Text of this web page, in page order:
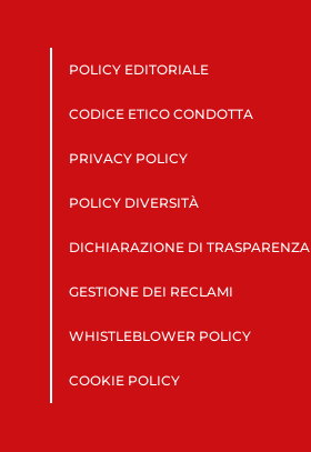
POLICY EDITORIALE
CODICE ETICO CONDOTTA
PRIVACY POLICY
POLICY DIVERSITÀ
DICHIARAZIONE DI TRASPARENZA
GESTIONE DEI RECLAMI
WHISTLEBLOWER POLICY
COOKIE POLICY